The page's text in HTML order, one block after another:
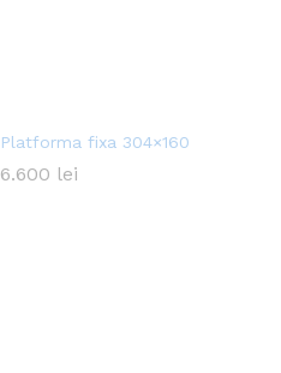
Platforma fixa 304×160
6.600 lei
6.600 lei